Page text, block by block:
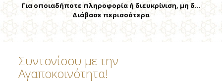
Για οποιαδήποτε πληροφορία ή διευκρίνιση, μη δ…
Διάβασε περισσότερα
Συντονίσου με την
Αγαποκοινότητα!